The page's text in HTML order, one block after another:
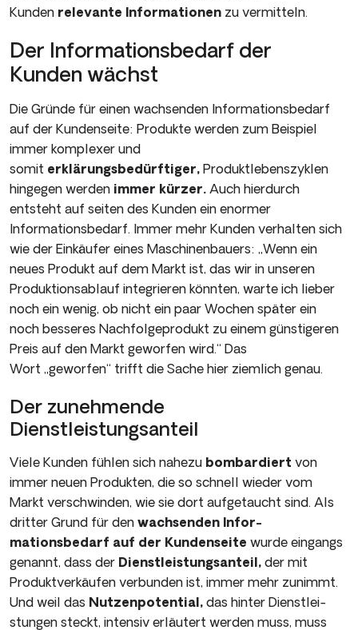
Kunden relevante Informationen zu vermitteln.
Der Informationsbedarf der
Kunden wächst
Die Gründe für einen wachsenden Informationsbedarf
auf der Kun­denseite: Produkte werden zum Beispiel
immer komplexer und
somit erklärungsbedürftiger, Produktlebenszyklen
hingegen werden immer kürzer. Auch hierdurch
entsteht auf seiten des Kunden ein enormer
Informationsbedarf. Im­mer mehr Kunden verhalten sich
wie der Einkäufer eines Maschi­nenbauers: „Wenn ein
neues Produkt auf dem Markt ist, das wir in unseren
Produktionsablauf integrieren könnten, warte ich lieber
noch ein wenig, ob nicht ein paar Wochen später ein
noch besseres Nachfolgeprodukt zu einem günstigeren
Preis auf den Markt geworfen wird.“ Das
Wort „geworfen“ trifft die Sache hier ziemlich genau.
Der zunehmende
Dienstleistungsanteil
Viele Kunden fühlen sich nahezu bombardiert von
immer neuen Produkten, die so schnell wieder vom
Markt verschwinden, wie sie dort aufgetaucht sind. Als
dritter Grund für den wachsenden Infor­
mationsbedarf auf der Kundenseite wurde eingangs
genannt, dass der Dienstleistungsanteil, der mit
Produktverkäufen verbunden ist, immer mehr zunimmt.
Und weil das Nutzenpotential, das hinter Dienstlei­
stungen steckt, intensiv erläutert werden muss, muss